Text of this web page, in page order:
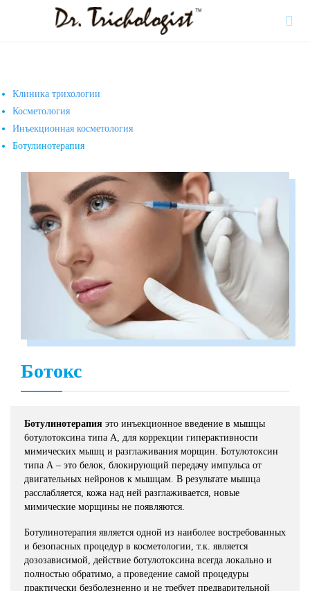

Клиника трихологии
Косметология
Инъекционная косметология
Ботулинотерапия
Ботокс
Ботулинотерапия это инъекционное введение в мышцы
ботулотоксина типа А, для коррекции гиперактивности
мимических мышц и разглаживания морщин. Ботулотоксин
типа А – это белок, блокирующий передачу импульса от
двигательных нейронов к мышцам. В результате мышца
расслабляется, кожа над ней разглаживается, новые
мимические морщины не появляются.
Ботулинотерапия является одной из наиболее востребованных
и безопасных процедур в косметологии, т.к. является
дозозависимой, действие ботулотоксина всегда локально и
полностью обратимо, а проведение самой процедуры
практически безболезненно и не требует предварительной